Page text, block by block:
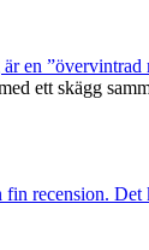
en
ett skägg
recension. Det